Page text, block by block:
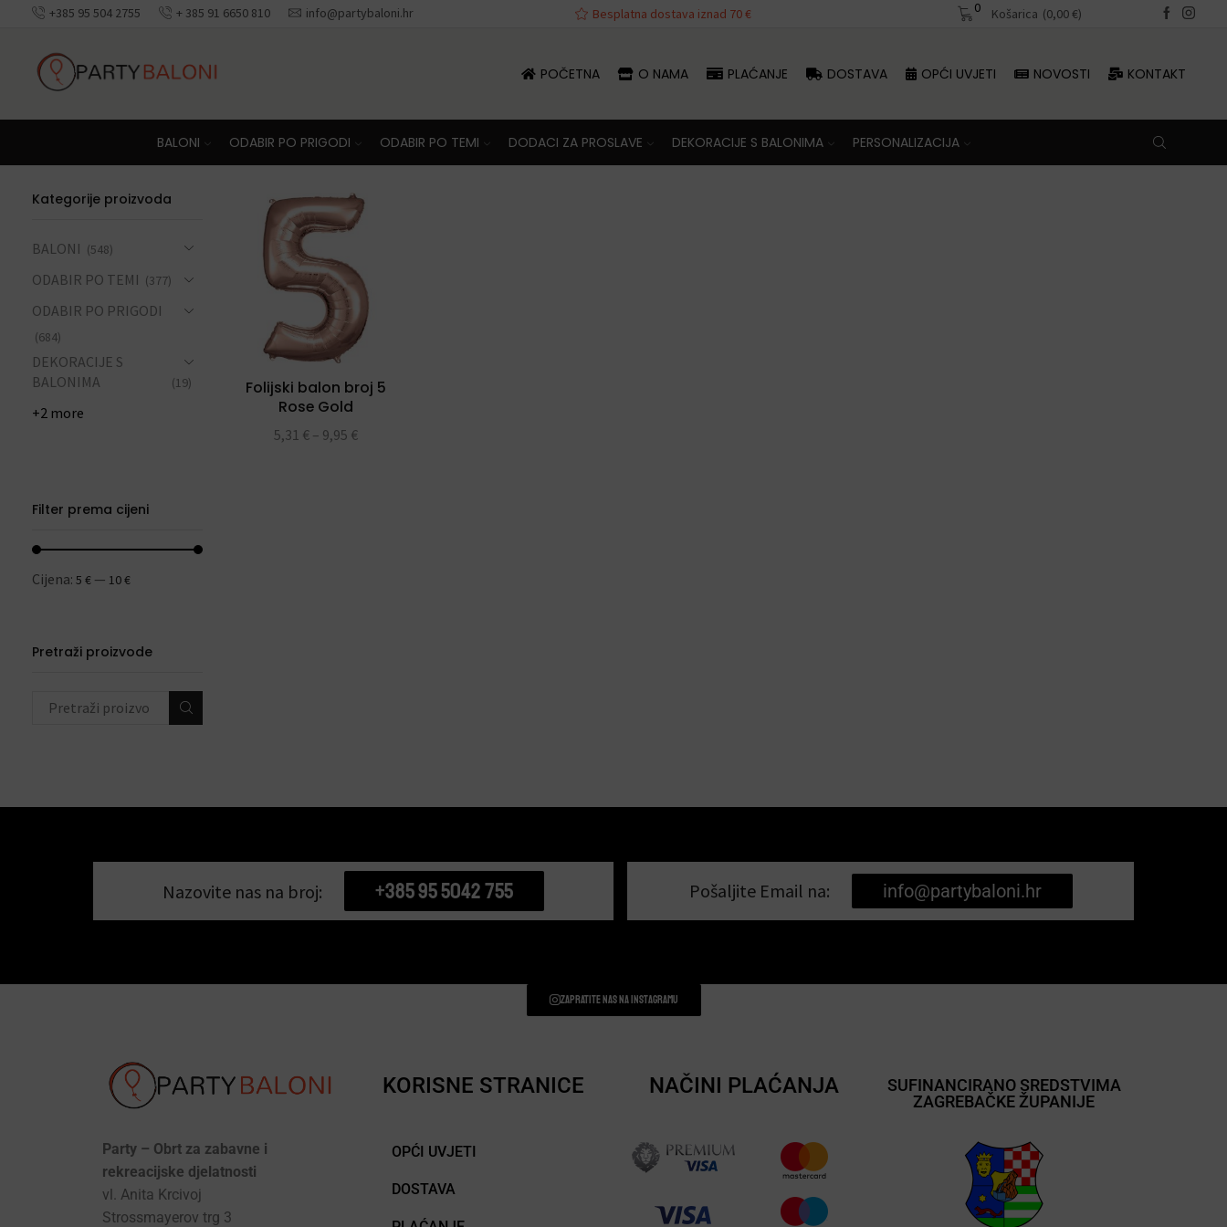
+385 95 504 2755 + 385 91 6650 810 info@partybaloni.hr
Besplatna dostava iznad 70 € Besplatna dostava iznad 70 € Besplatna dostava iznad 70 €
0 Košarica (0,00€)
POČETNA O NAMA PLAĆANJE DOSTAVA OPĆI UVJETI NOVOSTI KONTAKT
BALONI ODABIR PO PRIGODI ODABIR PO TEMI DODACI ZA PROSLAVE DEKORACIJE S BALONIMA PERSONALIZACIJA
Folijski balon broj 5
Rose Gold
5,31 € – 9,95 €
Kategorije proizvoda
BALONI (548)
ODABIR PO TEMI (377)
ODABIR PO PRIGODI
(684)
DEKORACIJE S
BALONIMA
(19)
+2 more
Filter prema cijeni
Cijena: 5 € — 10 €
Pretraži proizvode
Nazovite nas na broj: +385 95 5042 755 Pošaljite Email na: info@partybaloni.hr
Zapratite nas na instagramu
Party – Obrt za zabavne i
rekreacijske djelatnosti
vl. Anita Krcivoj
Strossmayerov trg 3
KORISNE STRANICE
OPĆI UVJETI
DOSTAVA
NAČINI PLAĆANJA
SUFINANCIRANO SREDSTVIMA
ZAGREBAČKE ŽUPANIJE